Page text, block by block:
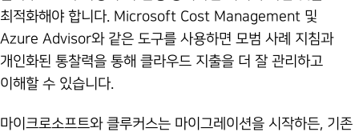
최적화해야 합니다. Microsoft Cost Management 및
Azure Advisor와 같은 도구를 사용하면 모범 사례 지침과
개인화된 통찰력을 통해 클라우드 지출을 더 잘 관리하고
이해할 수 있습니다.
마이크로소프트와 클루커스는 마이그레이션을 시작하든, 기존